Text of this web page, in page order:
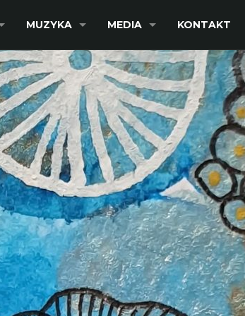
MUZYKA MEDIA KONTAKT